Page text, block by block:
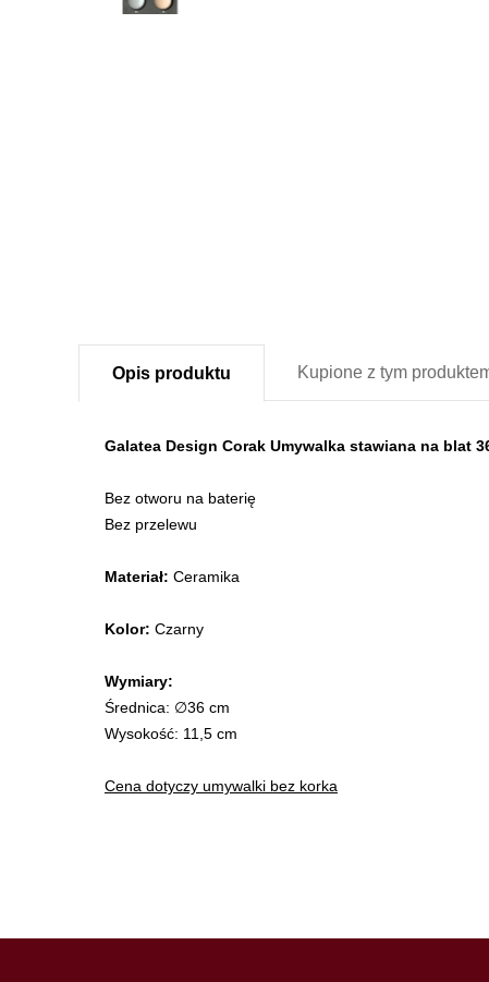
Opis produktu Kupione z tym
Galatea Design Corak Umywalka stawiana na blat
Bez otworu na baterię
Bez przelewu
Materiał: Ceramika
Kolor: Czarny
Wymiary:
Średnica: ∅36 cm
Wysokość: 11,5 cm
Cena dotyczy umywalki bez korka